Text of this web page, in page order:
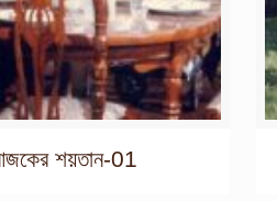
শয়তান-01